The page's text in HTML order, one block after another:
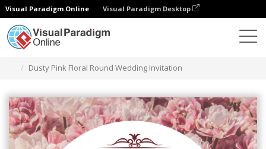
Visual Paradigm Online Visual Paradigm Desktop
Dusty Pink Floral Round Wedding Invitation